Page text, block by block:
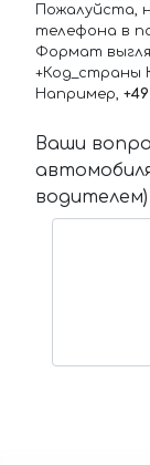
Пожалуйста,
телефона в
Формат
+Код_страны
Например,
Ваши
водителем)